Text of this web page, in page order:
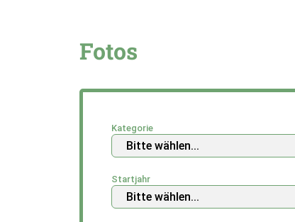
Fotos
Kategorie
Startjahr